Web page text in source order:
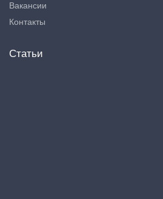
Вакансии
Контакты
Статьи